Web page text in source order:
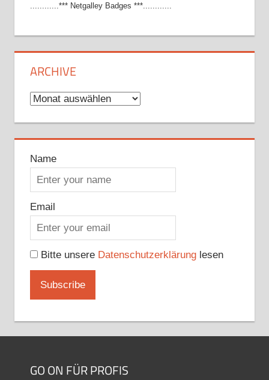
............*** Netgalley Badges ***............
ARCHIVE
Archive
Name
Email
Bitte unsere Datenschutzerklärunglesen
GO ON FÜR PROFIS